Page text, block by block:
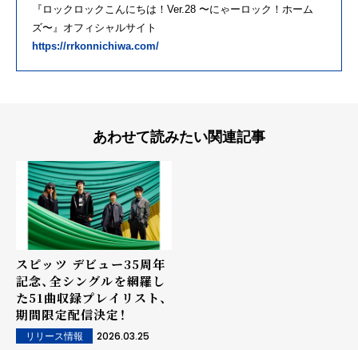
『ロックロックこんにちは！Ver.28 〜にゃーロック！ホーム
ズ〜』オフィシャルサイト
https://rrkonnichiwa.com/
あわせて読みたい関連記事
スピッツ デビュー35周年
記念、全シングルを網羅し
た51曲収録プレイリスト、
期間限定配信決定！
リリース情報 2026.03.25